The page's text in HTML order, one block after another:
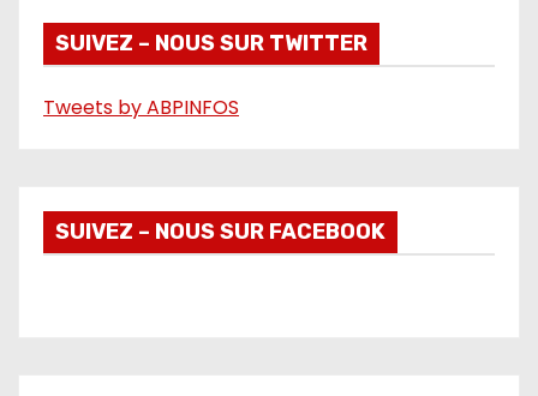
o
SUIVEZ – NOUS SUR TWITTER
Tweets by ABPINFOS
SUIVEZ – NOUS SUR FACEBOOK